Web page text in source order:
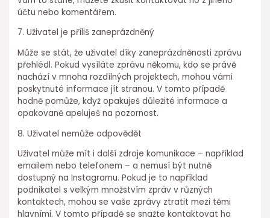
účtu nebo komentářem.
7. Uživatel je příliš zaneprázdněný
Může se stát, že uživatel díky zaneprázdněnosti zprávu
přehlédl. Pokud vysíláte zprávu někomu, kdo se právě
nachází v mnoha rozdílných projektech, mohou vámi
poskytnuté informace jít stranou. V tomto případě
hodně pomůže, když opakuješ důležité informace a
opakovaně apeluješ na pozornost.
8. Uživatel nemůže odpovědět
Uživatel může mít i další zdroje komunikace – například
emailem nebo telefonem – a nemusí být nutně
dostupný na Instagramu. Pokud je to například
podnikatel s velkým množstvím zpráv v různých
kontaktech, mohou se vaše zprávy ztratit mezi těmi
hlavními. V tomto případě se snažte kontaktovat ho